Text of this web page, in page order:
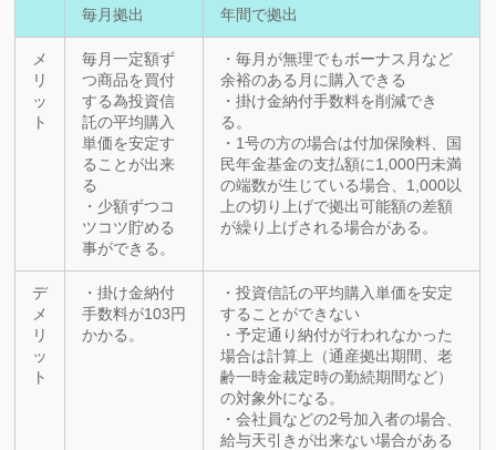
毎月拠出 年間で拠出
メ
リ
ッ
ト
毎月一定額ず
つ商品を買付
する為投資信
託の平均購入
単価を安定す
ることが出来
る
・少額ずつコ
ツコツ貯める
事ができる。
・毎月が無理でもボーナス月など
余裕のある月に購入できる
・掛け金納付手数料を削減でき
る。
・1号の方の場合は付加保険料、国
民年金基金の支払額に1,000円未満
の端数が生じている場合、1,000以
上の切り上げで拠出可能額の差額
が繰り上げされる場合がある。
デ
メ
リ
ッ
ト
・掛け金納付
手数料が103円
かかる。
・投資信託の平均購入単価を安定
することができない
・予定通り納付が行われなかった
場合は計算上（通産拠出期間、老
齢一時金裁定時の勤続期間など）
の対象外になる。
・会社員などの2号加入者の場合、
給与天引きが出来ない場合がある